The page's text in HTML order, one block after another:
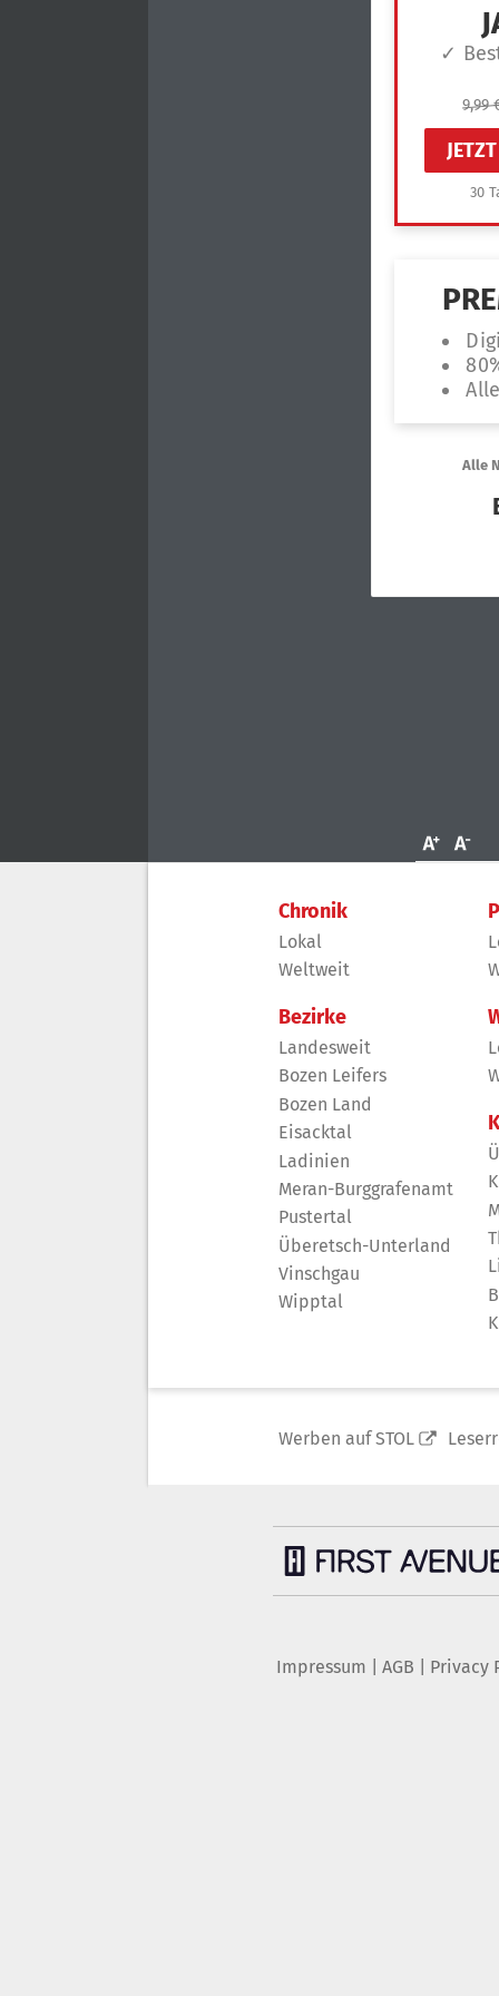
Chronik
Lokal
Weltweit
Bezirke
Landesweit
Bozen Leifers
Bozen Land
Eisacktal
Ladinien
Meran-Burggrafenamt
Pustertal
Überetsch-Unterland
Vinschgau
Wipptal
Werben auf STOL
Impressum AGB Privacy